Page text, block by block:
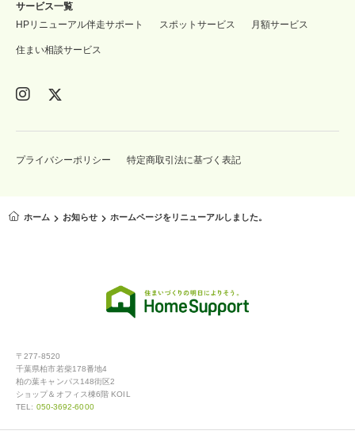
サービス一覧
HPリニューアル伴走サポート
スポットサービス 月額サービス
住まい相談サービス
プライバシーポリシー 特定商取引法に基づく表記
ホーム お知らせ ホームページをリニューアルしました。
〒277-8520
千葉県柏市若柴178番地4
柏の葉キャンパス148街区2
ショップ＆オフィス棟6階 KOIL
TEL: 050-3692-6000